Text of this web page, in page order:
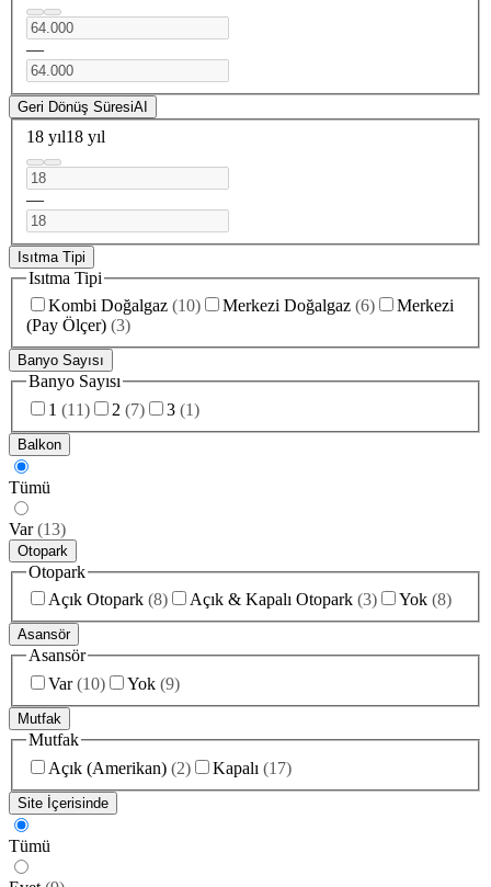
—
Geri Dönüş SüresiAI
18 yıl18 yıl
—
Isıtma Tipi
Isıtma Tipi
Kombi Doğalgaz (10) Merkezi Doğalgaz (6)
Merkezi
(Pay Ölçer) (3)
Banyo Sayısı
Banyo Sayısı
1 (11) 2 (7) 3 (1)
Balkon
Tümü
Var (13)
Otopark
Otopark
Açık Otopark (8) Açık & Kapalı Otopark (3) Yok (8)
Asansör
Asansör
Var (10) Yok (9)
Mutfak
Mutfak
Açık (Amerikan) (2) Kapalı (17)
Site İçerisinde
Tümü